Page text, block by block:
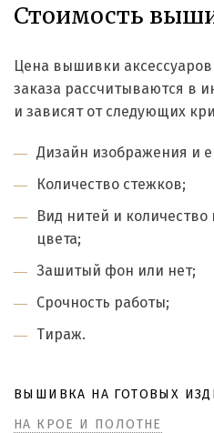
Стоимость
Цена вышивки
заказа рассчитываются в
и зависят от следующих
Дизайн изображения и
Количество стежков;
Вид нитей и
цвета;
Зашитый фон или нет;
Срочность работы;
Тираж.
ВЫШИВКА НА ГОТОВЫХ
НА КРОЕ И ПОЛОТНЕ